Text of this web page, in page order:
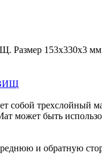
Размер 153х330х3
трехслойный
может быть
и обратную